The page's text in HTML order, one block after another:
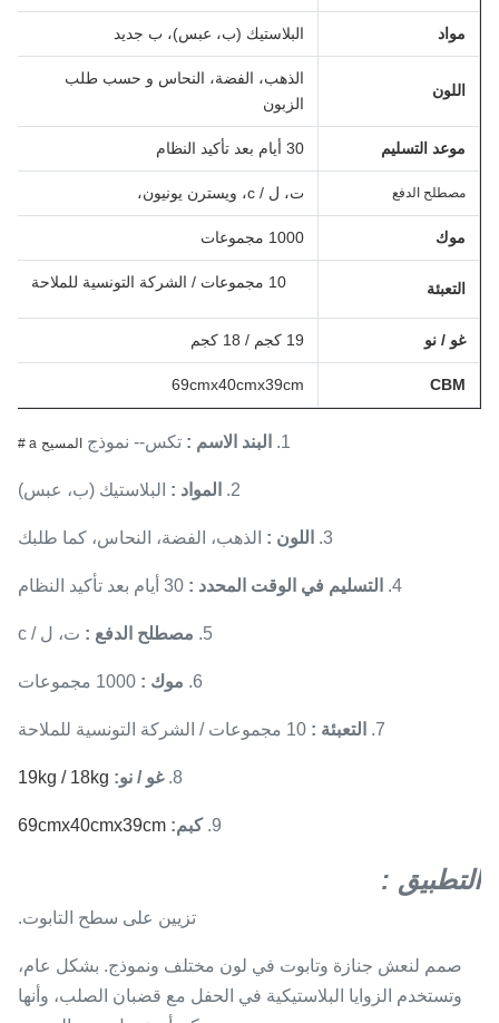
مواد البلاستيك (ب، عبس)، ب جديد
اللون
الذهب، الفضة، النحاس و حسب طلب
الزبون
موعد التسليم 30 أيام بعد تأكيد النظام
مصطلح الدفع ت، ل / c، ويسترن يونيون،
موك 1000 مجموعات
التعبئة 10 مجموعات / الشركة التونسية للملاحة
غو / نو 19 كجم / 18 كجم
CBM
69cmx40cmx39cm
1. البند الاسم : تكس-- نموذج المسيح a #
2. المواد : البلاستيك (ب، عبس)
3. اللون : الذهب، الفضة، النحاس، كما طلبك
4. التسليم في الوقت المحدد :
5. مصطلح الدفع : ت، ل / c
6. موك :
7. التعبئة :
8. غو / نو: 19kg / 18kg
9. كبم: 69cmx40cmx39cm
التطبيق :
تزيين على سطح التابوت.
صمم لنعش جنازة وتابوت في لون مختلف ونموذج. بشكل عام،
وتستخدم الزوايا البلاستيكية في الحفل مع قضبان الصلب، وأنها